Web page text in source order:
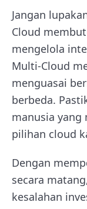
Jangan
Cloud
mengelola
Multi-Cloud
menguasai
berbeda.
manusia
pilihan cloud
Dengan
secara
kesalahan